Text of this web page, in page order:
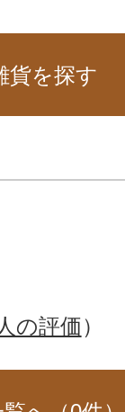
けにも便利。衝
ーム採用で掛け
貨を探す
の評価）